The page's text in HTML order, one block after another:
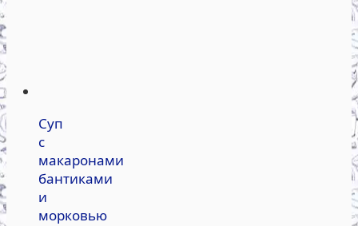
Суп
с
макаронами
бантиками
и
морковью